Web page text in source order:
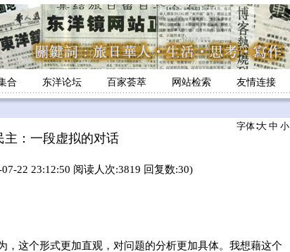
合 东洋论坛 百家荟萃 网站检索 友情连接
字体∶大 中 小
主：一段虚拟的对话
22 23:12:50 阅读人次:3819 回复数:30)
，这个形式更加直观，对问题的分析更加具体。我想藉这个